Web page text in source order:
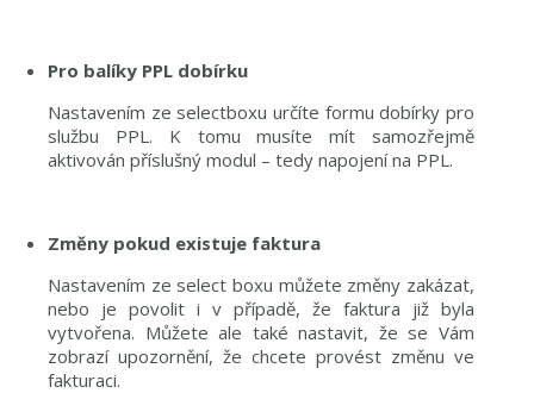
Pro balíky PPL dobírku
Nastavením ze selectboxu určíte formu dobírky pro
službu PPL. K tomu musíte mít samozřejmě
aktivován příslušný modul – tedy napojení na PPL.
Změny pokud existuje faktura
Nastavením ze select boxu můžete změny zakázat,
nebo je povolit i v případě, že faktura již byla
vytvořena. Můžete ale také nastavit, že se Vám
zobrazí upozornění, že chcete provést změnu ve
fakturaci.